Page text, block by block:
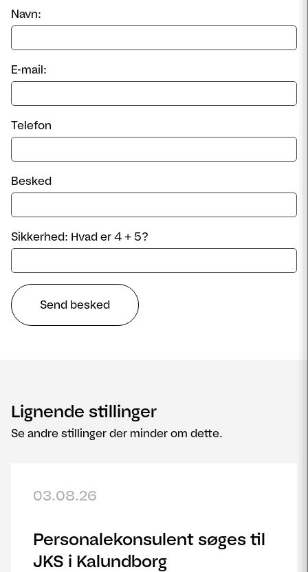
Navn:
E-mail:
Telefon
Besked
Sikkerhed: Hvad er 4 + 5?
Lignende stillinger
Se andre stillinger der minder om dette.
03.08.26
Personalekonsulent søges til
JKS i Kalundborg